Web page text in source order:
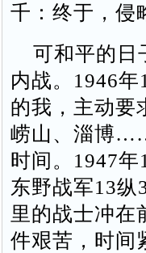
千：终于，侵
可和平的日
内战。1946
的我，主动要
崂山、淄博
时间。1947
东野战军13纵
里的战士冲在
件艰苦，时间